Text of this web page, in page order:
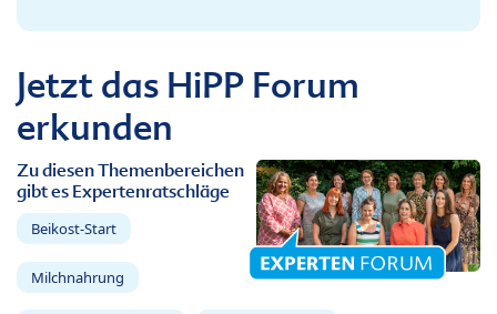
Jetzt das HiPP Forum
erkunden
Zu diesen Themenbereichen
gibt es Expertenratschläge
Beikost-Start
Milchnahrung